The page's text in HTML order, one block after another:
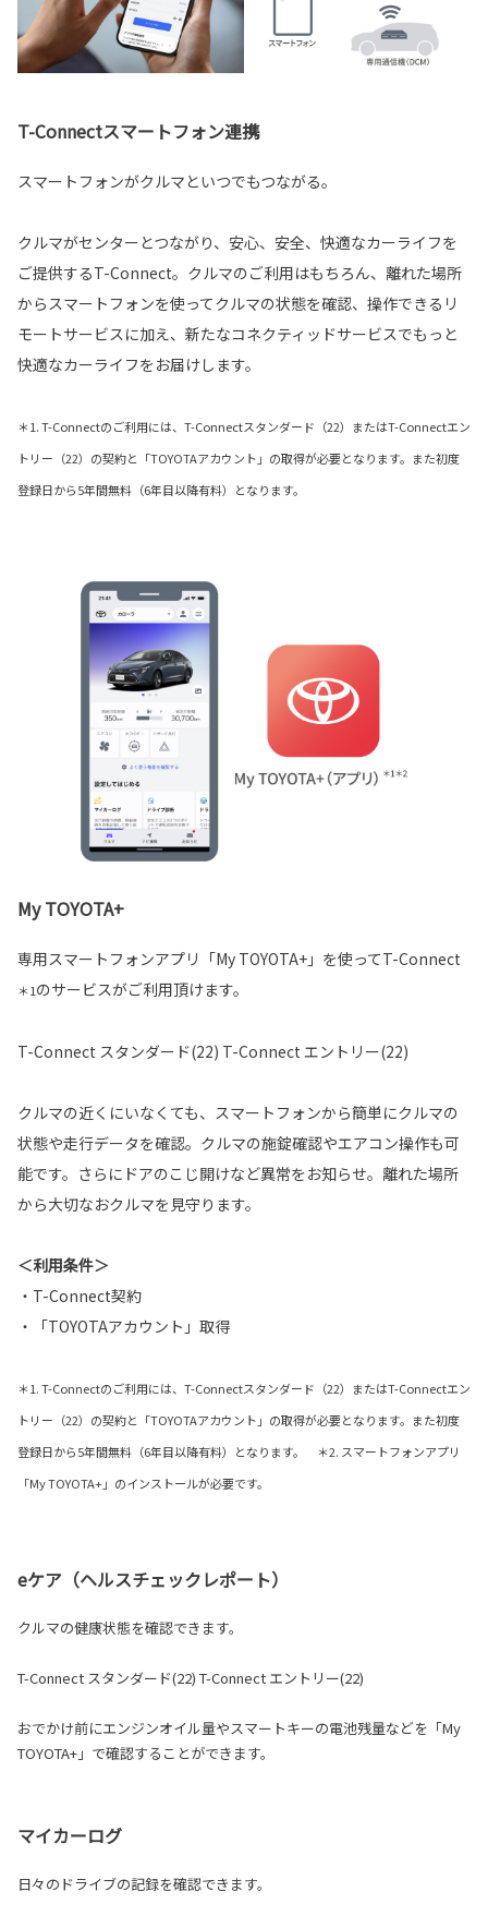
T-Connectスマートフォン連携
スマートフォンがクルマといつでもつながる。
クルマがセンターとつながり、安心、安全、快適なカーライフを
ご提供するT-Connect。クルマのご利用はもちろん、離れた場所
からスマートフォンを使ってクルマの状態を確認、操作できるリ
モートサービスに加え、新たなコネクティッドサービスでもっと
快適なカーライフをお届けします。
＊1. T-Connectのご利用には、T-Connectスタンダード（22）またはT-Connectエン
トリー（22）の契約と「TOYOTAアカウント」の取得が必要となります。また初度
登録日から5年間無料（6年目以降有料）となります。
My TOYOTA+
専用スマートフォンアプリ「My TOYOTA+」を使ってT-Connect
＊1のサービスがご利用頂けます。
T-Connect スタンダード(22) T-Connect エントリー(22)
クルマの近くにいなくても、スマートフォンから簡単にクルマの
状態や走行データを確認。クルマの施錠確認やエアコン操作も可
能です。さらにドアのこじ開けなど異常をお知らせ。離れた場所
から大切なおクルマを見守ります。
＜利用条件＞
・T-Connect契約
・「TOYOTAアカウント」取得
＊1. T-Connectのご利用には、T-Connectスタンダード（22）またはT-Connectエン
トリー（22）の契約と「TOYOTAアカウント」の取得が必要となります。また初度
登録日から5年間無料（6年目以降有料）となります。 ＊2. スマートフォンアプリ
「My TOYOTA+」のインストールが必要です。
eケア（ヘルスチェックレポート）
クルマの健康状態を確認できます。
T-Connect スタンダード(22) T-Connect エントリー(22)
おでかけ前にエンジンオイル量やスマートキーの電池残量などを「My
TOYOTA+」で確認することができます。
マイカーログ
日々のドライブの記録を確認できます。